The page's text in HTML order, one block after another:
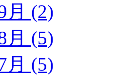
月 (2)
月 (5)
月 (5)